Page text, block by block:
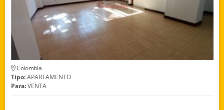
Colombia
Tipo:APARTAMENTO
Para:VENTA